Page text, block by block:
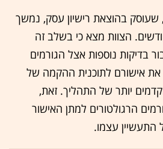
שעוסק בהוצאת רישיון עסק, נמשך
הצוות מצא כי בשלב זה
בדיקות נוספות אצל הגורמים
את אישורם לתוכנית ההקמה של
יותר של התהליך. זאת,
הרגולטורים למתן האישור
עצמו.